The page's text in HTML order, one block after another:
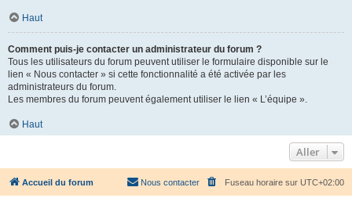
Haut
Comment puis-je contacter un administrateur du forum ?
Tous les utilisateurs du forum peuvent utiliser le formulaire disponible sur le
lien « Nous contacter » si cette fonctionnalité a été activée par les
administrateurs du forum.
Les membres du forum peuvent également utiliser le lien « L’équipe ».
Haut
Aller
Accueil du forum Fuseau horaire sur UTC+02:00
Nous contacter